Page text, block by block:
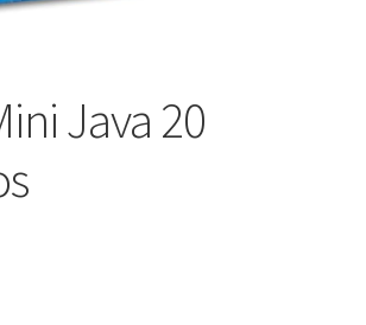
Java 20